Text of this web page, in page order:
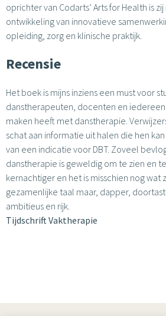
oprichter van Codarts’ Arts for Health is
ontwikkeling van innovatieve
opleiding, zorg en klinische praktijk.
Recensie
Het boek is mijns inziens een must voor
danstherapeuten, docenten en
maken heeft met danstherapie.
schat aan informatie uit halen die hen
van een indicatie voor DBT. Zoveel
danstherapie is geweldig om te zien en
kernachtiger en het is misschien nog wat
gezamenlijke taal maar, dapper,
ambitieus en rijk.
Tijdschrift Vaktherapie